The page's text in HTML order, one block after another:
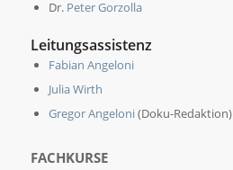
Dr. Peter Gorzolla
Leitungsassistenz
Fabian Angeloni
Julia Wirth
Gregor Angeloni(Doku-Redaktion)
FACHKURSE